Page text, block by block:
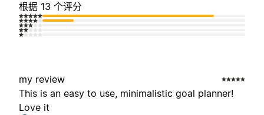
根据 13 个评分
my review
This is an easy to use, minimalistic goal planner!
Love it